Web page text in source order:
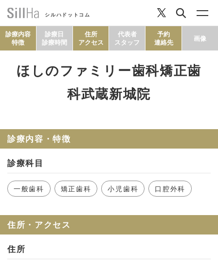
シルハドットコム
コラム
利用規約
診療内容
特徴
診療日
診療時間
住所
アクセス
代表者
スタッフ
予約
連絡先
画像
ほしのファミリー歯科矯正歯
科武蔵新城院
診療内容・特徴
診療科目
一般歯科 矯正歯科 小児歯科 口腔外科
住所・アクセス
住所